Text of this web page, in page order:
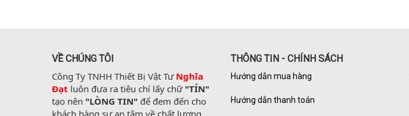
VỀ CHÚNG TÔI
Công Ty TNHH Thiết Bị Vật Tư Nghĩa
Đạt luôn đưa ra tiêu chí lấy chữ "TÍN"
tạo nên "LÒNG TIN" để đem đến cho
khách hàng sự an tâm về chất lượng
THÔNG TIN - CHÍNH SÁCH
Hướng dẫn mua hàng
Hướng dẫn thanh toán